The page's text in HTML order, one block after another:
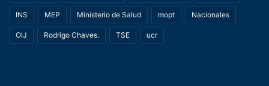
INS MEP Ministerio de Salud mopt Nacionales
OIJ Rodrigo Chaves. TSE ucr